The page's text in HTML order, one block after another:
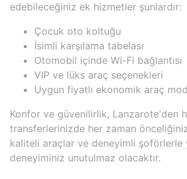
edebileceğiniz ek hizmetler şunlardır:
Çocuk oto koltuğu
İsimli karşılama tabelası
Otomobil içinde Wi-Fi bağlantısı
VIP ve lüks araç seçenekleri
Uygun fiyatlı ekonomik araç
Konfor ve güvenilirlik, Lanzarote'den
transferlerinizde her zaman
kaliteli araçlar ve deneyimli şoförlerle
deneyiminiz unutulmaz olacaktır.